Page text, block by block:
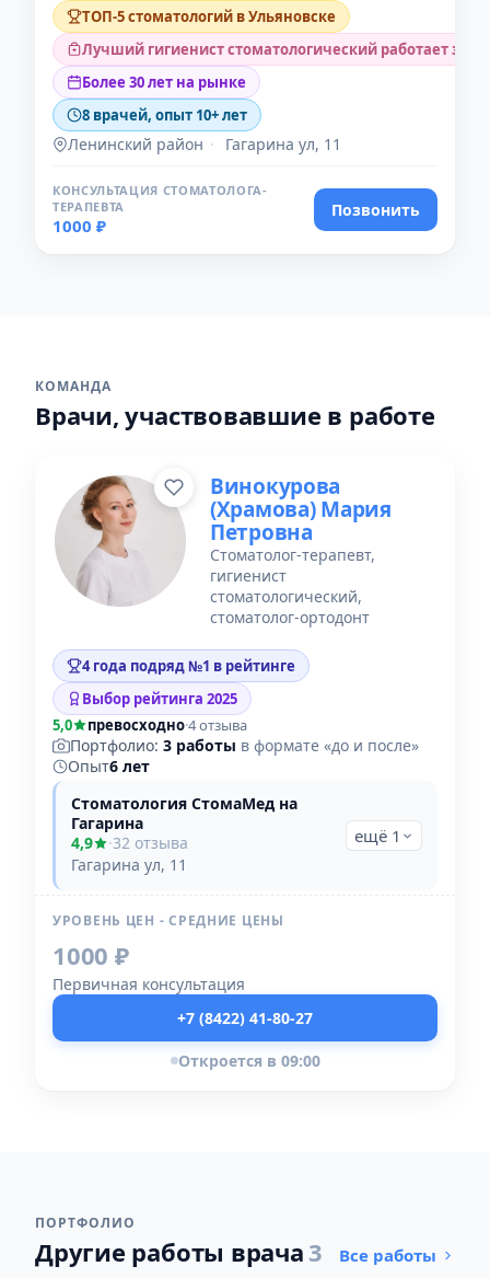
ТОП-5 стоматологий в Ульяновске
Лучший гигиенист стоматологический работает
Более 30 лет на рынке
8 врачей, опыт 10+ лет
Ленинский район · Гагарина ул, 11
КОНСУЛЬТАЦИЯ СТОМАТОЛОГА-
ТЕРАПЕВТА
1000 ₽
Позвонить
КОМАНДА
Врачи, участвовавшие в работе
Винокурова
(Храмова) Мария
Петровна
Стоматолог-терапевт,
гигиенист
стоматологический,
стоматолог-ортодонт
4 года подряд №1 в рейтинге
Выбор рейтинга 2025
5,0
превосходно·4 отзыва
Портфолио: 3 работы в формате «до и после»
Опыт6 лет
Стоматология СтомаМед на
Гагарина
4,9
·32 отзыва
Гагарина ул, 11
ещё 1
УРОВЕНЬ ЦЕН - СРЕДНИЕ ЦЕНЫ
1000 ₽
Первичная консультация
+7 (8422) 41-80-27
Откроется в 09:00
ПОРТФОЛИО
Другие работы врача 3 Все работы